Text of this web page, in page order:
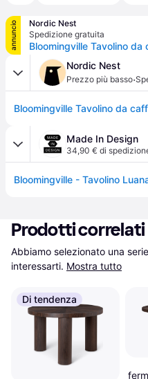
annuncio
Nordic Nest
Spedizione gratuita
Nordic Nest
Prezzo più basso·
Made In Design
34,90 € di
Prodotti correlati
Abbiamo selezionato una
interessarti. Mostra tutto
Di tendenza